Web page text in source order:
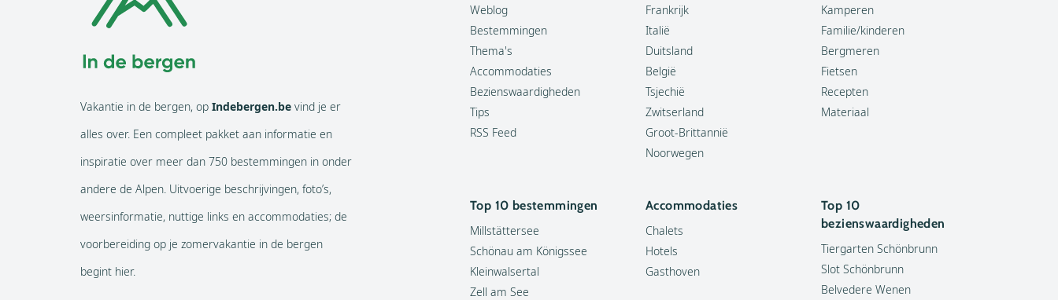
Vakantie in de bergen, op Indebergen.be vind je er
alles over. Een compleet pakket aan informatie en
inspiratie over meer dan 750 bestemmingen in onder
andere de Alpen. Uitvoerige beschrijvingen, foto’s,
weersinformatie, nuttige links en accommodaties; de
voorbereiding op je zomervakantie in de bergen
begint hier.
Weblog
Bestemmingen
Thema's
Accommodaties
Bezienswaardigheden
Tips
RSS Feed
Frankrijk
Italië
Duitsland
België
Tsjechië
Zwitserland
Groot-Brittannië
Noorwegen
Kamperen
Familie/kinderen
Bergmeren
Fietsen
Recepten
Materiaal
Top 10 bestemmingen
Millstättersee
Schönau am Königssee
Kleinwalsertal
Zell am See
Accommodaties
Chalets
Hotels
Gasthoven
Top 10
bezienswaardigheden
Tiergarten Schönbrunn
Slot Schönbrunn
Belvedere Wenen